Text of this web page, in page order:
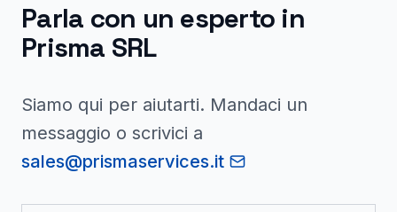
Parla con un esperto in
Prisma SRL
Siamo qui per aiutarti. Mandaci un
messaggio o scrivici a
sales@prismaservices.it